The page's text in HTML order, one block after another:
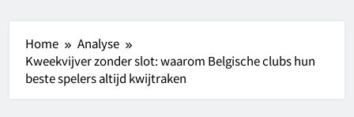
Home
Analyse
Kweekvijver zonder slot: waarom Belgische clubs hun
beste spelers altijd kwijtraken